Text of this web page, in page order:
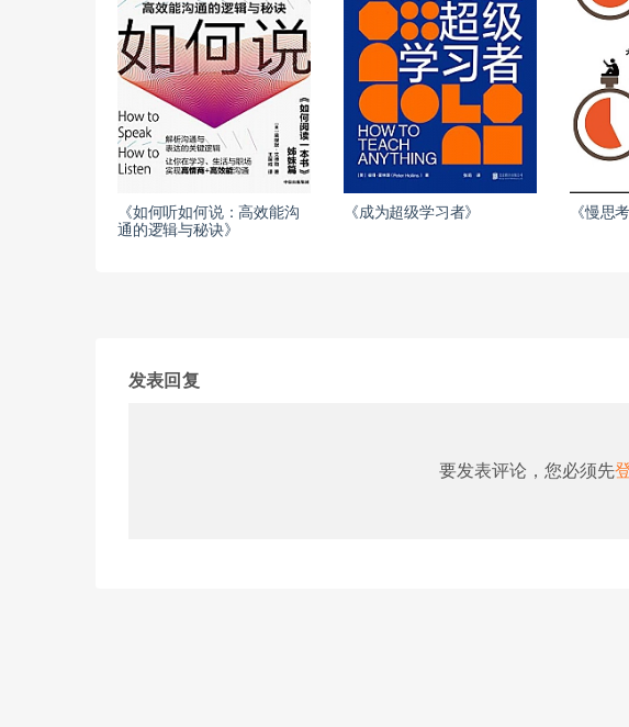
《如何听如何说：高效能沟
通的逻辑与秘诀》
《成为超级学习者》 《慢思
发表回复
要发表评论，您必须先